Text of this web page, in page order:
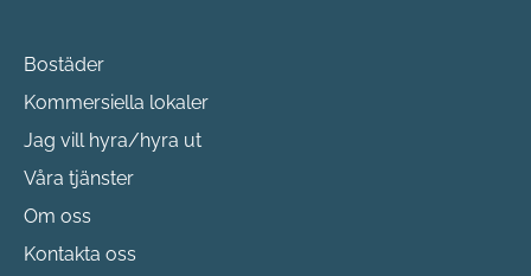
Bostäder
Kommersiella lokaler
Jag vill hyra/hyra ut
Våra tjänster
Om oss
Kontakta oss